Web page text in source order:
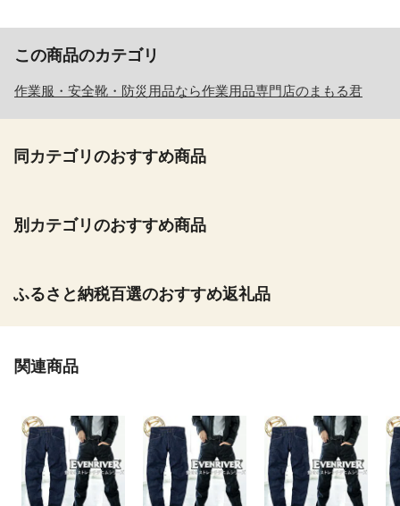
この商品のカテゴリ
作業服・安全靴・防災用品なら作業用品専門店のまもる君
同カテゴリのおすすめ商品
別カテゴリのおすすめ商品
ふるさと納税百選のおすすめ返礼品
関連商品